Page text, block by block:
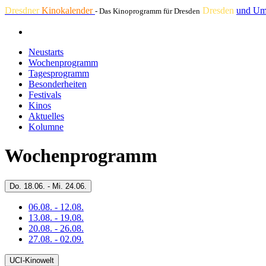
DresdnerKinokalender - Das Kinoprogramm für Dresden Dresden und
Neustarts
Wochenprogramm
Tagesprogramm
Besonderheiten
Festivals
Kinos
Aktuelles
Kolumne
Wochenprogramm
Do. 18.06. - Mi. 24.06.
06.08. - 12.08.
13.08. - 19.08.
20.08. - 26.08.
27.08. - 02.09.
UCI-Kinowelt